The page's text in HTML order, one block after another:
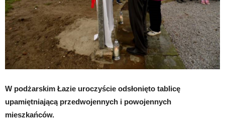
W podżarskim Łazie uroczyście odsłonięto tablicę
upamiętniającą przedwojennych i powojennych
mieszkańców.